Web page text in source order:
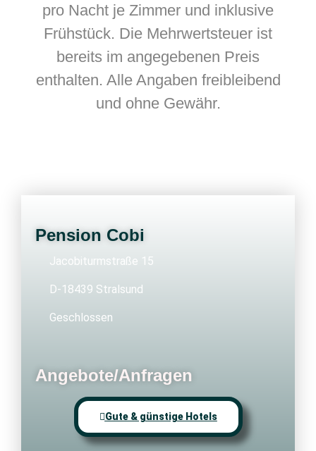
pro Nacht je Zimmer und inklusive
Frühstück. Die Mehrwertsteuer ist
bereits im angegebenen Preis
enthalten. Alle Angaben freibleibend
und ohne Gewähr.
Pension Cobi
Jacobiturmstraße 15
D-18439 Stralsund
Geschlossen
Angebote/Anfragen
Gute & günstige Hotels